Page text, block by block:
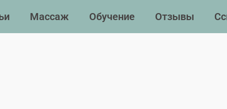
Массаж Обучение Отзывы